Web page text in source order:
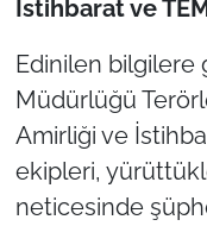
İstihbarat ve
Edinilen bilgilere
Müdürlüğü
Amirliği ve
ekipleri,
neticesinde
Flaş Haber
Dış Haberler
Magazin
İş Dünyası